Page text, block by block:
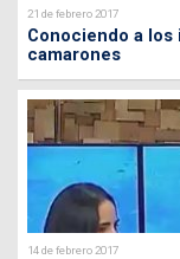
21 de febrero 2017
Conociendo a
camarones
14 de febrero 2017